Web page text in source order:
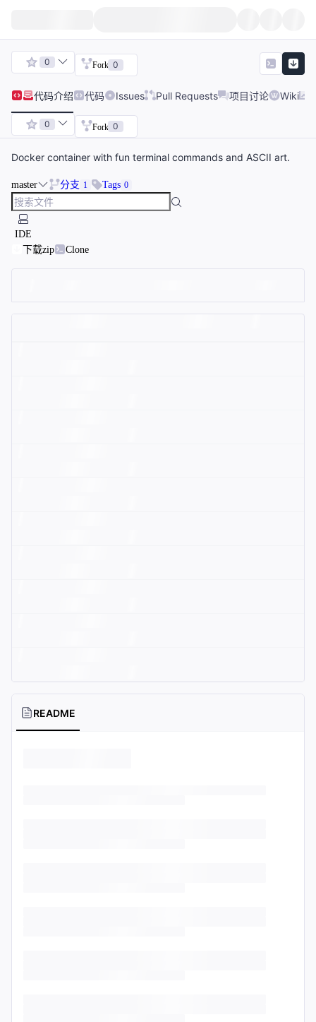
0 Fork 0
代码介绍 代码 Issues Pull Requests 项目讨论 Wiki
0 Fork 0
Docker container with fun terminal commands and ASCII art.
master 分支 1 Tags 0
IDE
下载zip
Clone
README